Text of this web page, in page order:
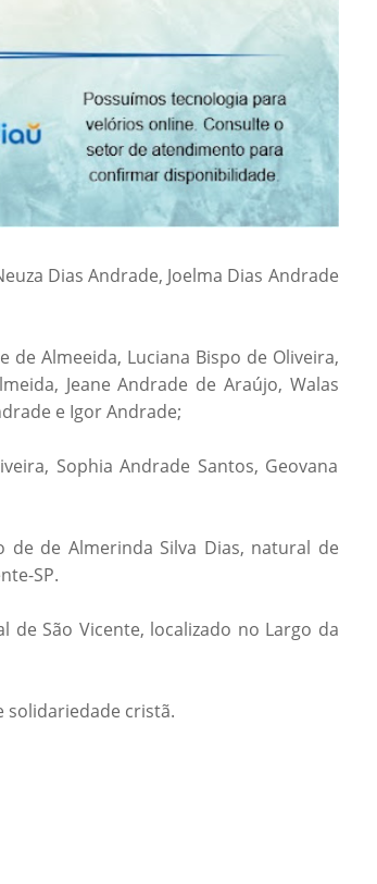
Dias Andrade, Joelma Dias Andrade
de Almeeida, Luciana Bispo de Oliveira,
Jeane Andrade de Araújo, Walas
e Igor Andrade;
Sophia Andrade Santos, Geovana
de de Almerinda Silva Dias, natural de
SP.
São Vicente, localizado no Largo da
solidariedade cristã.